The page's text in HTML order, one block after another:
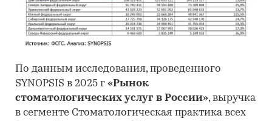
По данным исследования, проведенного
SYNOPSIS в 2025 г «Рынок
стоматологических услуг в России», выручка
в сегменте Стоматологическая практика всех